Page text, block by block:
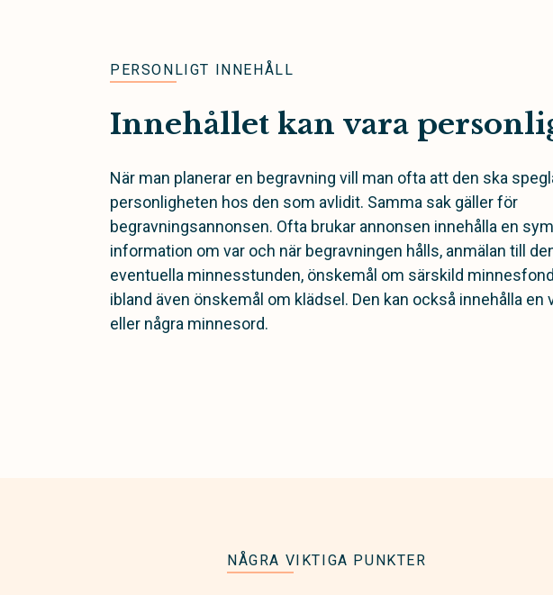
PERSONLIGT INNEHÅLL
Innehållet kan vara
När man planerar en begravning vill man ofta att den ska
personligheten hos den som avlidit. Samma sak gäller för
begravningsannonsen. Ofta brukar annonsen innehålla en
information om var och när begravningen hålls, anmälan till
eventuella minnesstunden, önskemål om särskild
ibland även önskemål om klädsel. Den kan också innehålla en
eller några minnesord.
NÅGRA VIKTIGA PUNKTER